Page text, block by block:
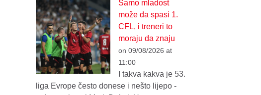
Samo mladost
može da spasi 1.
CFL, i treneri to
moraju da znaju
on 09/08/2026 at
11:00
I takva kakva je 53.
liga Evrope često donese i nešto lijepo -